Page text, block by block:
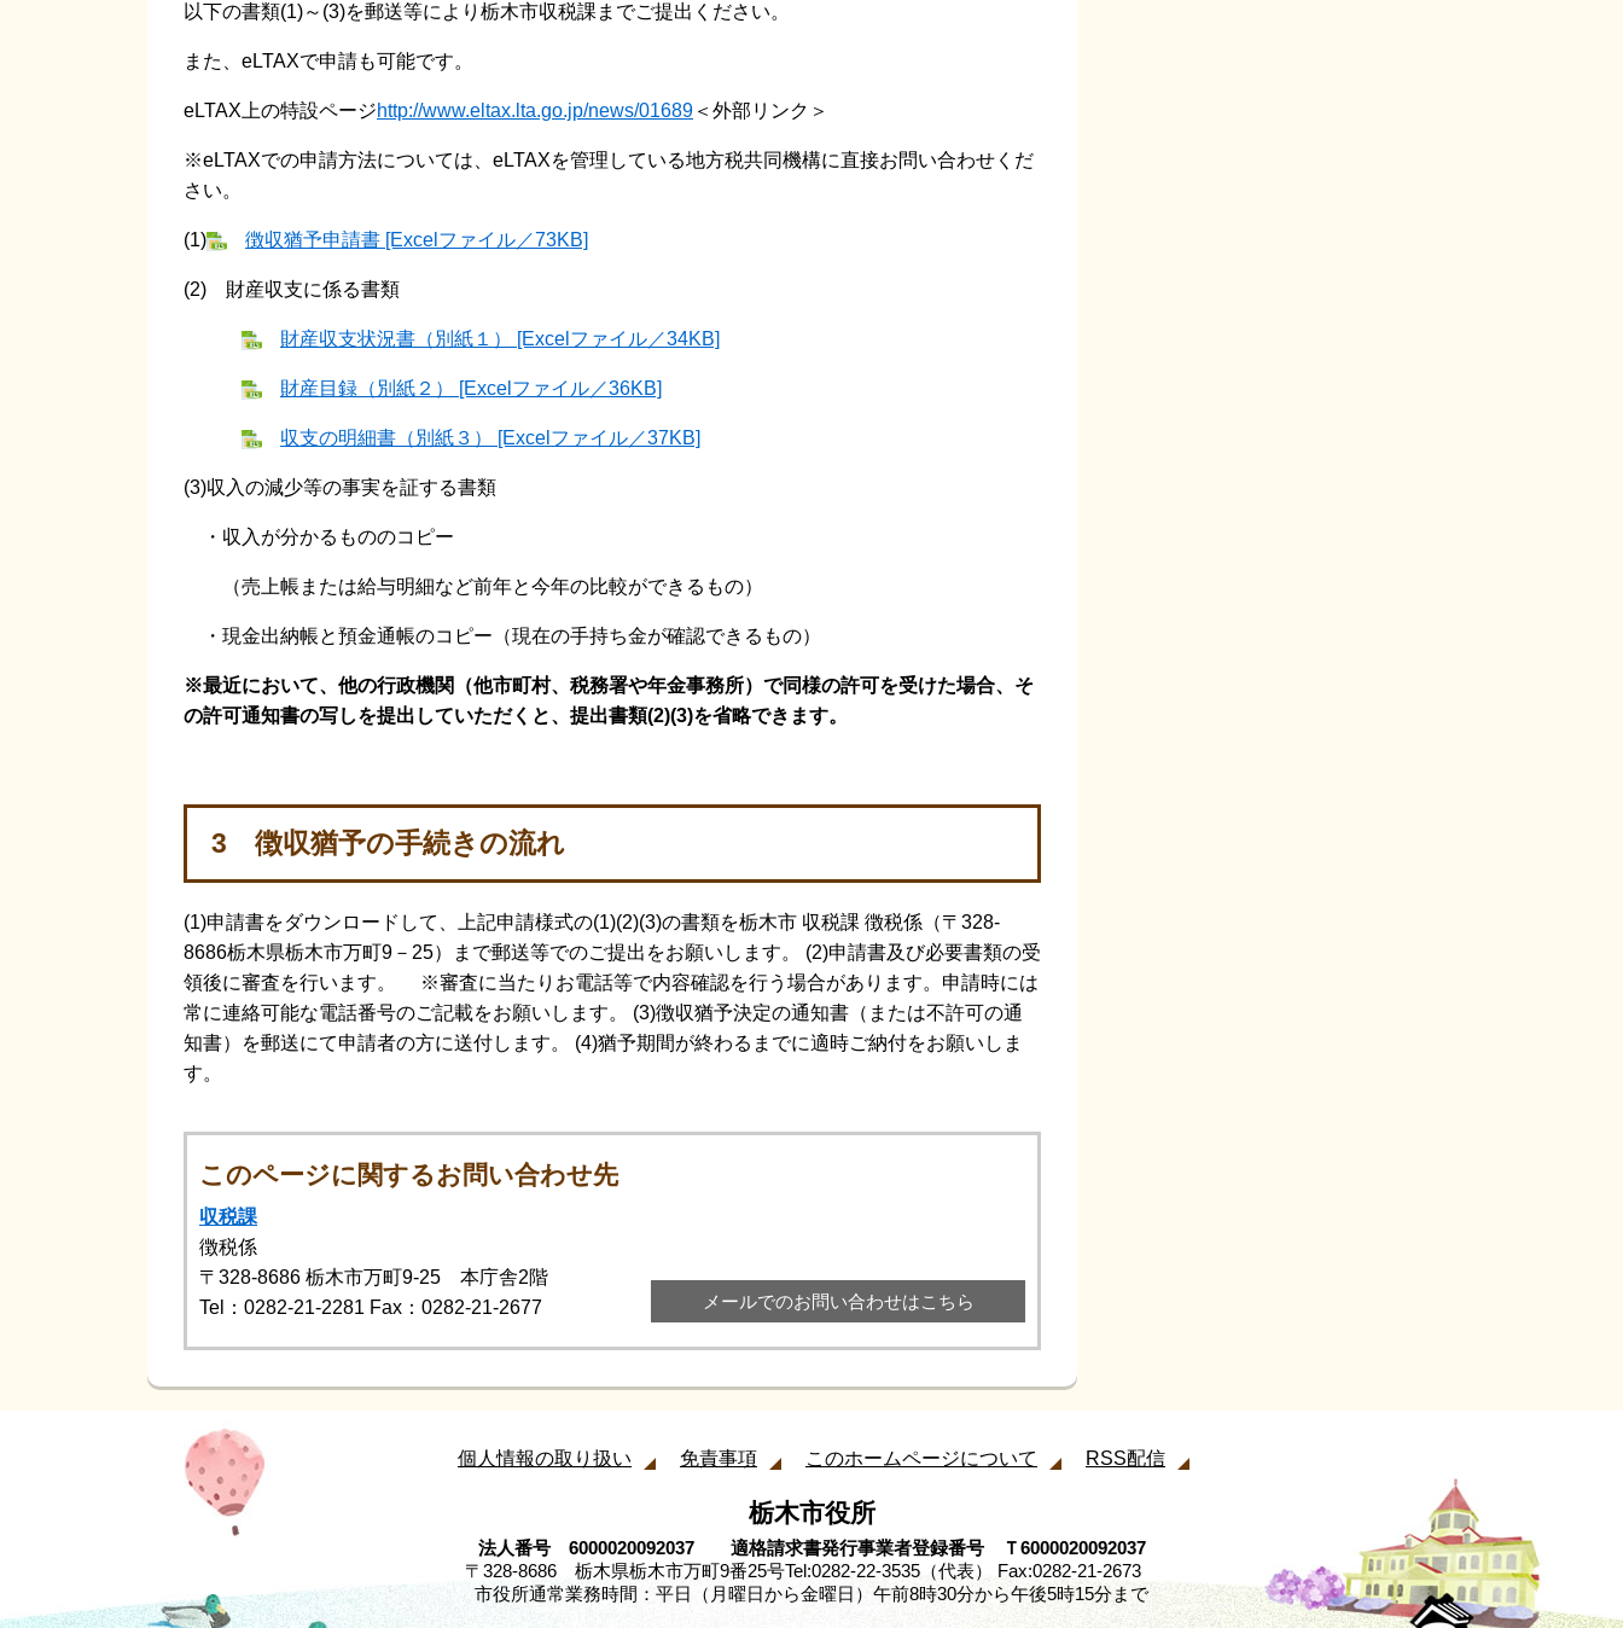
以下の書類(1)～(3)を郵送等により栃木市収税課までご提出ください。
また、eLTAXで申請も可能です。
eLTAX上の特設ページhttp://www.eltax.lta.go.jp/news/01689 ＜外部リンク＞
※eLTAXでの申請方法については、eLTAXを管理している地方税共同機構に直接お問い合わせくだ
さい。
(1) 徴収猶予申請書 [Excelファイル／73KB]
(2) 財産収支に係る書類
財産収支状況書（別紙１） [Excelファイル／34KB]
財産目録（別紙２） [Excelファイル／36KB]
収支の明細書（別紙３） [Excelファイル／37KB]
(3)収入の減少等の事実を証する書類
・収入が分かるもののコピー
（売上帳または給与明細など前年と今年の比較ができるもの）
・現金出納帳と預金通帳のコピー（現在の手持ち金が確認できるもの）
※最近において、他の行政機関（他市町村、税務署や年金事務所）で同様の許可を受けた場合、そ
の許可通知書の写しを提出していただくと、提出書類(2)(3)を省略できます。
3 徴収猶予の手続きの流れ
(1)申請書をダウンロードして、上記申請様式の(1)(2)(3)の書類を栃木市 収税課 徴税係（〒328-
8686栃木県栃木市万町9－25）まで郵送等でのご提出をお願いします。 (2)申請書及び必要書類の受
領後に審査を行います。 ※審査に当たりお電話等で内容確認を行う場合があります。申請時には
常に連絡可能な電話番号のご記載をお願いします。 (3)徴収猶予決定の通知書（または不許可の通
知書）を郵送にて申請者の方に送付します。 (4)猶予期間が終わるまでに適時ご納付をお願いしま
す。
このページに関するお問い合わせ先
収税課
徴税係
〒328-8686 栃木市万町9-25 本庁舎2階
Tel：0282-21-2281 Fax：0282-21-2677 メールでのお問い合わせはこちら
個人情報の取り扱い 免責事項 このホームページについて RSS配信
栃木市役所
法人番号 6000020092037 適格請求書発行事業者登録番号 Ｔ6000020092037
〒328-8686 栃木県栃木市万町9番25号Tel:0282-22-3535（代表） Fax:0282-21-2673
市役所通常業務時間：平日（月曜日から金曜日）午前8時30分から午後5時15分まで